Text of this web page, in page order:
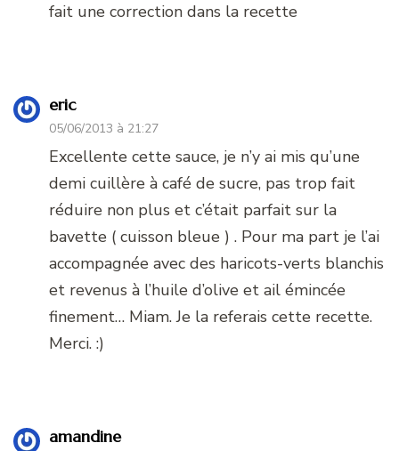
fait une correction dans la recette
eric
05/06/2013 à 21:27
Excellente cette sauce, je n’y ai mis qu’une
demi cuillère à café de sucre, pas trop fait
réduire non plus et c’était parfait sur la
bavette ( cuisson bleue ) . Pour ma part je l’ai
accompagnée avec des haricots-verts blanchis
et revenus à l’huile d’olive et ail émincée
finement… Miam. Je la referais cette recette.
Merci. :)
amandine